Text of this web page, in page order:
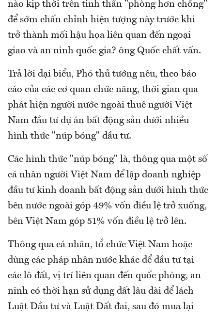
nào kịp thời trên tinh thần "phòng hơn chống"
để sớm chấn chỉnh hiện tượng này trước khi
trở thành mối hậu họa liên quan đến ngoại
giao và an ninh quốc gia? ông Quốc chất vấn.
Trả lời đại biểu, Phó thủ tướng nêu, theo báo
cáo của các cơ quan chức năng, thời gian qua
phát hiện người nước ngoài thuê người Việt
Nam đầu tư dự án bất động sản dưới nhiều
hình thức "núp bóng" đầu tư.
Các hình thức "núp bóng" là, thông qua một số
cá nhân người Việt Nam để lập doanh nghiệp
đầu tư kinh doanh bất động sản dưới hình thức
bên nước ngoài góp 49% vốn điều lệ trở xuống,
bên Việt Nam góp 51% vốn điều lệ trở lên.
Thông qua cá nhân, tổ chức Việt Nam hoặc
dùng các pháp nhân nước khác để đầu tư tại
các lô đất, vị trí liên quan đến quốc phòng, an
ninh có thời hạn sử dụng đất lâu dài để lách
Luật Đầu tư và Luật Đất đai, sau đó mua lại